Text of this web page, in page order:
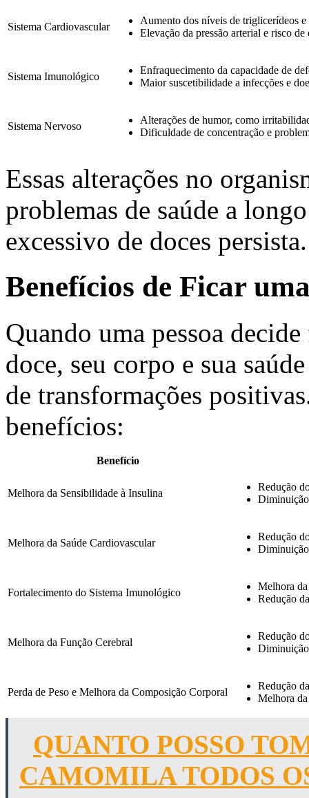
Sistema Cardiovascular
Aumento dos níveis de triglicerídeos
Elevação da pressão arterial e risco de
Sistema Imunológico
Enfraquecimento da capacidade de
Maior suscetibilidade a infecções e
Sistema Nervoso
Alterações de humor, como
Dificuldade de concentração e
Essas alterações no
problemas de saúde a
excessivo de doces persista.
Benefícios de Ficar
Quando uma pessoa
doce, seu corpo e sua
de transformações
benefícios:
Benefício
Melhora da Sensibilidade à Insulina
Redução
Melhora da Saúde Cardiovascular
Redução
Diminuição
Fortalecimento do Sistema Imunológico
Melhora da
Redução
Melhora da Função Cerebral
Redução
Diminuição
Perda de Peso e Melhora da Composição Corporal
Redução
Melhora
QUANTO POSSO
CAMOMILA TODOS